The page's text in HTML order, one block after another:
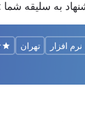
به سلیقه شما
افزار تهران